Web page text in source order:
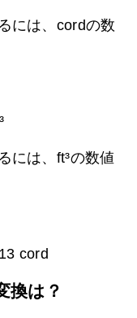
には、cordの数
には、ft³の数値
cord
換は？